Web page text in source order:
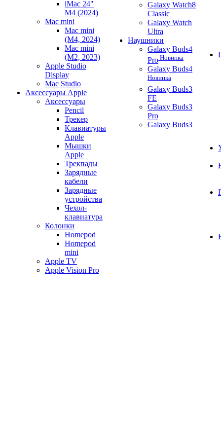
iMac 24"
M4 (2024)
Mac mini
Mac mini
(M4, 2024)
Mac mini
(M2, 2023)
Apple Studio
Display
Mac Studio
Аксессуары Apple
Аксессуары
Pencil
Трекер
Клавиатуры
Apple
Мышки
Apple
Трекпады
Зарядные
кабели
Зарядные
устройства
Чехол-
клавиатура
Колонки
Homepod
Homepod
mini
Apple TV
Apple Vision Pro
Galaxy Watch8
Classic
Galaxy Watch
Ultra
Наушники
Galaxy Buds4
Pro Новинка
Galaxy Buds4
Новинка
Galaxy Buds3
FE
Galaxy Buds3
Pro
Galaxy Buds3